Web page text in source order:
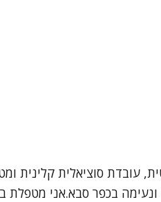
בכפר סבא.אני מטפלת